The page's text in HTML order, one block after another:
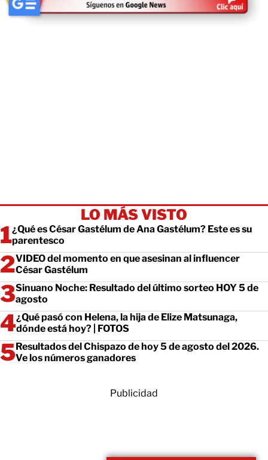
LO MÁS VISTO
¿Qué es César Gastélum de Ana Gastélum? Este es su
parentesco
VIDEO del momento en que asesinan al influencer
César Gastélum
Sinuano Noche: Resultado del último sorteo HOY 5 de
agosto
¿Qué pasó con Helena, la hija de Elize Matsunaga,
dónde está hoy? | FOTOS
Resultados del Chispazo de hoy 5 de agosto del 2026.
Ve los números ganadores
Publicidad